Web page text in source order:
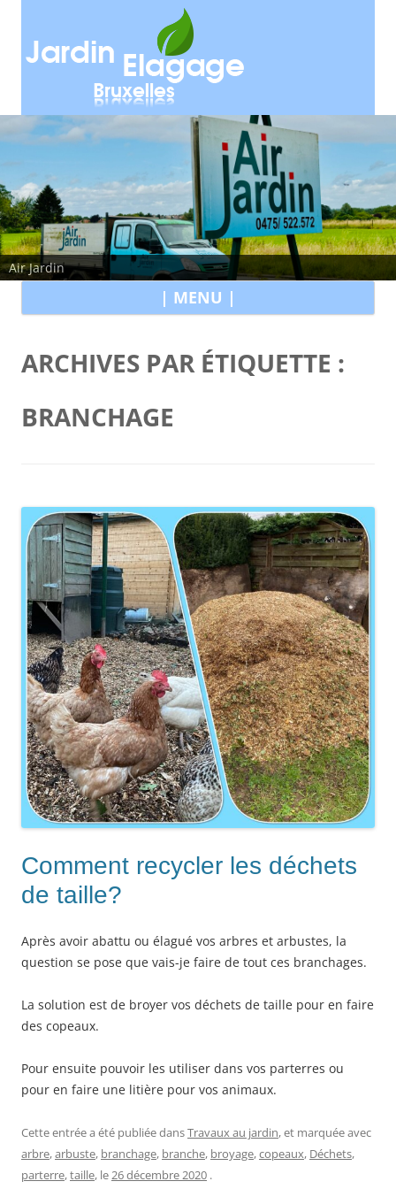
Air Jardin
| MENU |
ARCHIVES PAR ÉTIQUETTE :
BRANCHAGE
Comment recycler les déchets
de taille?
Après avoir abattu ou élagué vos arbres et arbustes, la
question se pose que vais-je faire de tout ces branchages.
La solution est de broyer vos déchets de taille pour en faire
des copeaux.
Pour ensuite pouvoir les utiliser dans vos parterres ou
pour en faire une litière pour vos animaux.
Cette entrée a été publiée dansTravaux au jardin, et marquée avec
arbre,arbuste, branchage, branche, broyage,copeaux, Déchets,
parterre,taille, le26 décembre 2020 .